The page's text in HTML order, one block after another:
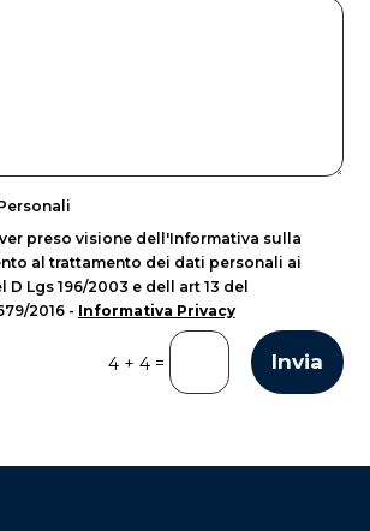
preso visione dell'Informativa sulla
al trattamento dei dati personali ai
D Lgs 196/2003 e dell art 13 del
2016 - Informativa Privacy
4 + 4= Invia